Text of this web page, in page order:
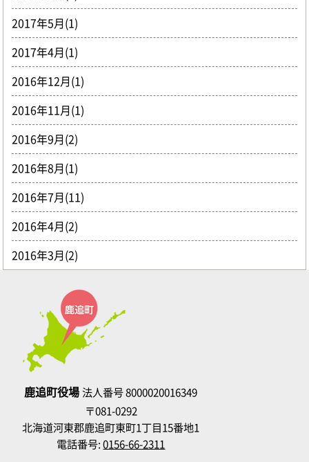
2017年5月(1)
2017年4月(1)
2016年12月(1)
2016年11月(1)
2016年9月(2)
2016年8月(1)
2016年7月(11)
2016年4月(2)
2016年3月(2)
鹿追町役場法人番号 8000020016349
〒081-0292
北海道河東郡鹿追町東町1丁目15番地1
電話番号:0156-66-2311